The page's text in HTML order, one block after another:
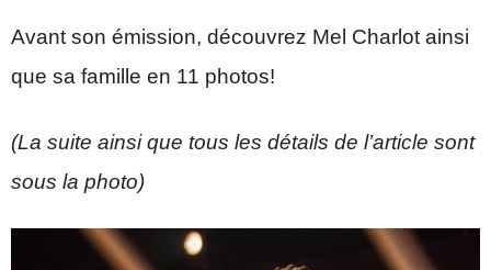
Avant son émission, découvrez Mel Charlot ainsi
que sa famille en 11 photos!
(La suite ainsi que tous les détails de l’article sont
sous la photo)